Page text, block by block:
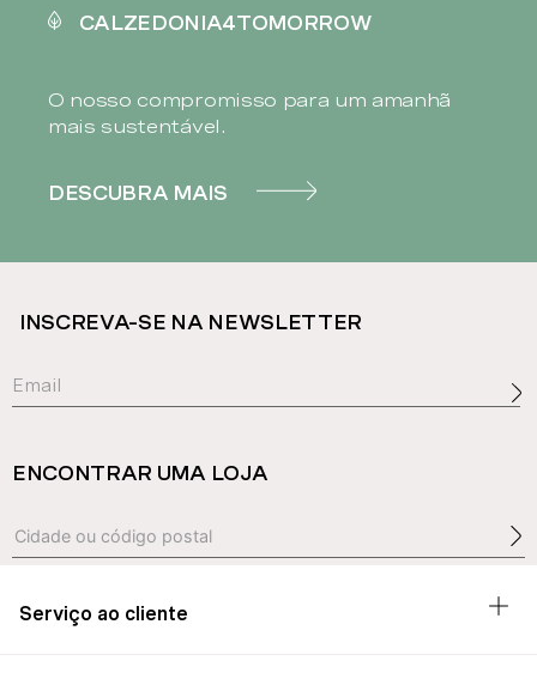
CALZEDONIA4TOMORROW
O nosso compromisso para um amanhã
mais sustentável.
DESCUBRA MAIS
INSCREVA-SE NA NEWSLETTER
ENCONTRAR UMA LOJA
Serviço ao cliente